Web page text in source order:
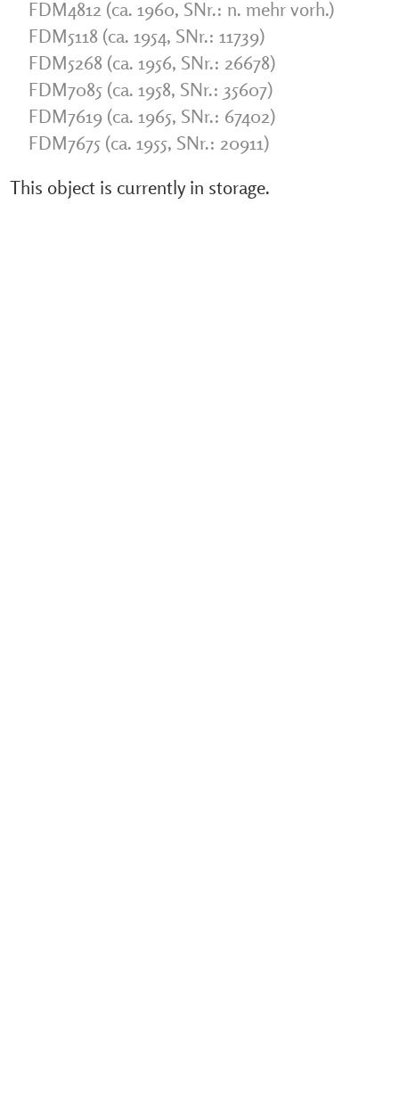
FDM4812 (ca. 1960, SNr.: n. mehr vorh.)
FDM5118 (ca. 1954, SNr.: 11739)
FDM5268 (ca. 1956, SNr.: 26678)
FDM7085 (ca. 1958, SNr.: 35607)
FDM7619 (ca. 1965, SNr.: 67402)
FDM7675 (ca. 1955, SNr.: 20911)
This object is currently in storage.